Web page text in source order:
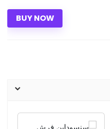
BUY NOW